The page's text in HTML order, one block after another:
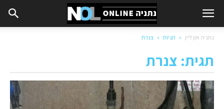
נתניה און ליין תגיות צנרת
תגית: צנרת